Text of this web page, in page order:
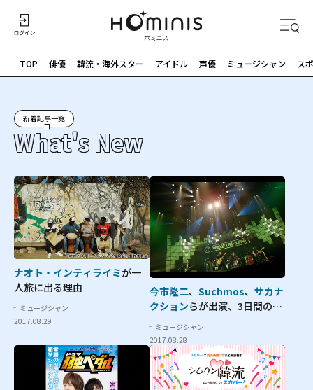
TOP 俳優 韓流・海外スター アイドル 声優 ミュージシャン ス
新着記事一覧
What's New
ナオト・インティライミが一
人旅に出る理由
ミュージシャン
2017.08.29
今市隆二、 Suchmos、 サカナ
クションらが出演、3日間の祭
ミュージシャン
2017.08.28